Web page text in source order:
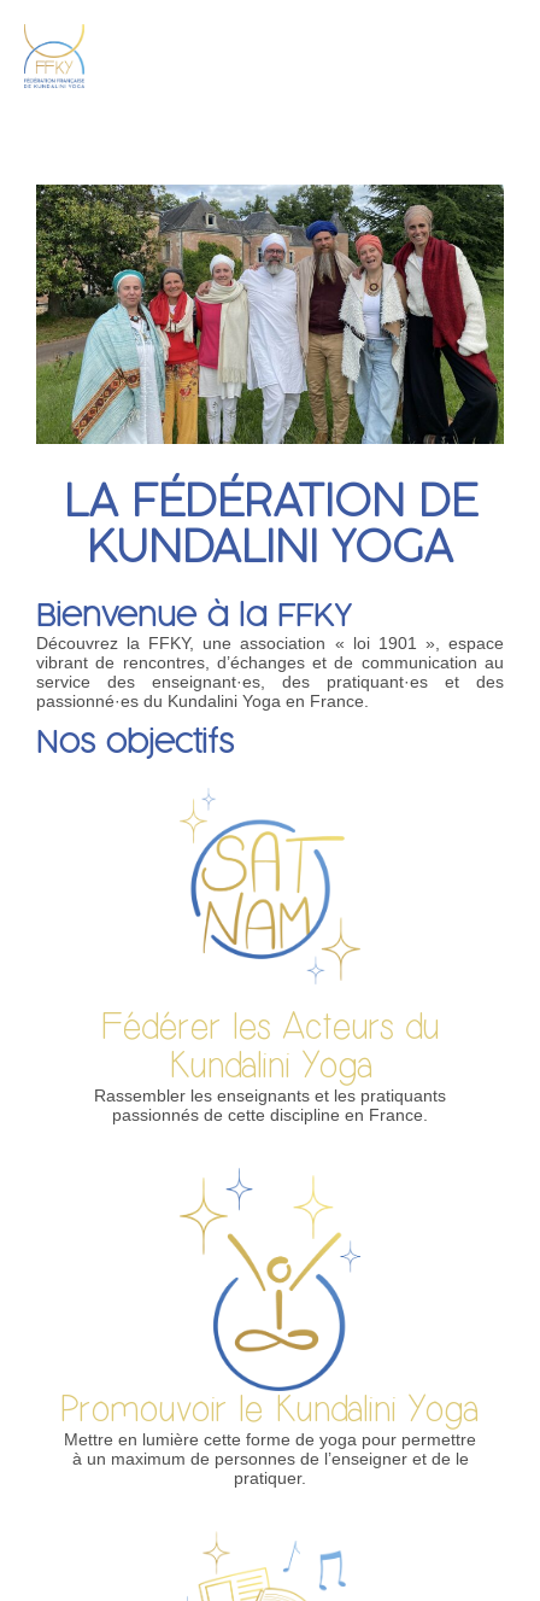
LA FÉDÉRATION DE
KUNDALINI YOGA
Bienvenue à la FFKY
Découvrez la FFKY, une association « loi 1901 », espace
vibrant de rencontres, d’échanges et de communication au
service des enseignant·es, des pratiquant·es et des
passionné·es du Kundalini Yoga en France.
Nos objectifs
Fédérer les Acteurs du
Kundalini Yoga
Rassembler les enseignants et les pratiquants
passionnés de cette discipline en France.
Promouvoir le Kundalini Yoga
Mettre en lumière cette forme de yoga pour permettre
à un maximum de personnes de l’enseigner et de le
pratiquer.